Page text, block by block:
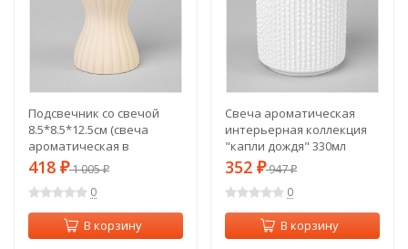
Подсвечник со свечой
8.5*8.5*12.5см (свеча
ароматическая в
комплекте) Lefard (374-
123)
418 ₽1 005₽
0
В корзину
Свеча ароматическая
интерьерная коллекция
"капли дождя" 330мл
8,5*8,5*9см Lefard (374-131)
352 ₽947₽
0
В корзину